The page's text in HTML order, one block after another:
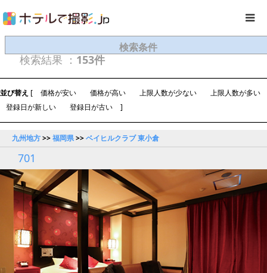
検索条件
検索結果 ： 153件
並び替え [ 価格が安い 価格が高い 上限人数が少ない
上限人数が多い
登録日が新しい
登録日が古い ]
九州地方>>福岡県>>ベイヒルクラブ 東小倉
701